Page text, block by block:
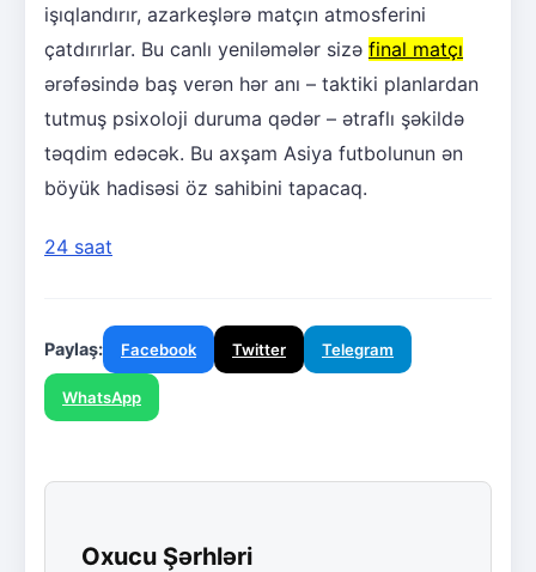
işıqlandırır, azarkeşlərə matçın atmosferini
çatdırırlar. Bu canlı yeniləmələr sizə final matçı
ərəfəsində baş verən hər anı – taktiki planlardan
tutmuş psixoloji duruma qədər – ətraflı şəkildə
təqdim edəcək. Bu axşam Asiya futbolunun ən
böyük hadisəsi öz sahibini tapacaq.
24 saat
Paylaş: Facebook Twitter Telegram
WhatsApp
Oxucu Şərhləri